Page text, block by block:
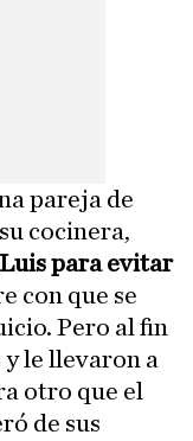
pareja de
cocinera,
para evitar
con que se
Pero al fin
le llevaron a
otro que el
de sus